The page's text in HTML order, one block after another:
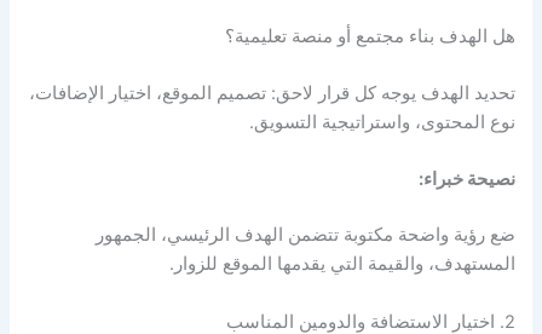
هل الهدف بناء مجتمع أو منصة تعليمية؟
تحديد الهدف يوجه كل قرار لاحق: تصميم الموقع، اختيار الإضافات،
نوع المحتوى، واستراتيجية التسويق.
نصيحة خبراء:
ضع رؤية واضحة مكتوبة تتضمن الهدف الرئيسي، الجمهور
المستهدف، والقيمة التي يقدمها الموقع للزوار.
2. اختيار الاستضافة والدومين المناسب